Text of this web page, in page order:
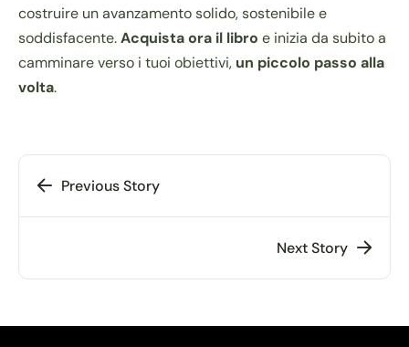
costruire un avanzamento solido, sostenibile e
soddisfacente.Acquista ora il libro e inizia da subito a
camminare verso i tuoi obiettivi, un piccolo passo alla
volta.
Previous Story
Next Story